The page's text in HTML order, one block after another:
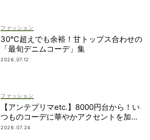
ファッション
30℃超えでも余裕！甘トップス合わせの
「最旬デニムコーデ」集
2026.07.12
ファッション
【アンテプリマetc.】8000円台から！い
つものコーデに華やかアクセントを加え
る「甘ちびバッグ」9選
2026.07.24